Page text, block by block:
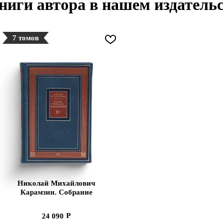
автора в нашем
7 томов
Николай Михайлович
Карамзин. Собрание
24 090